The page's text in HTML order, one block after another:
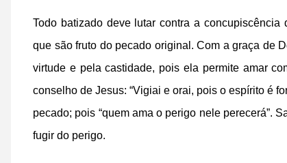
Todo batizado deve lutar contra a
que são fruto do pecado original. Com a graça de
virtude e pela castidade, pois ela permite amar
conselho de Jesus: “Vigiai e orai, pois o espírito é
pecado; pois “quem ama o perigo nele perecerá”.
fugir do perigo.